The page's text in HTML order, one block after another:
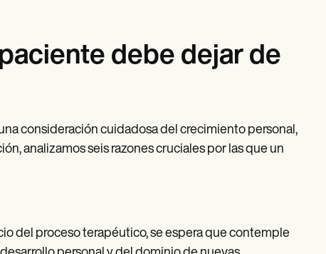
debe dejar de
consideración cuidadosa del crecimiento personal,
analizamos seis razones cruciales por las que un
del proceso terapéutico, se espera que contemple